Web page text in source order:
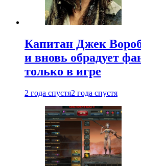
Капитан Джек
и вновь обрадует
только в игре
2 года спустя2 года спустя